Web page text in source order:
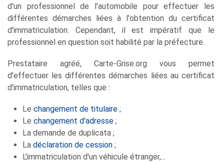
d'un professionnel de l'automobile pour effectuer les
différentes démarches liées à l'obtention du certificat
d'immatriculation. Cependant, il est impératif que le
professionnel en question soit habilité par la préfecture.
Prestataire agréé, Carte-Grise.org vous permet
d'effectuer les différentes démarches liées au certificat
d'immatriculation, telles que :
Le changement de titulaire ;
Le changement d'adresse ;
La demande de duplicata ;
La déclaration de cession ;
L'immatriculation d'un véhicule étranger,...